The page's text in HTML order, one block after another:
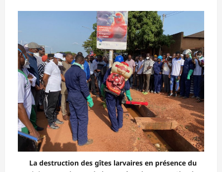
La destruction des gîtes larvaires en présence du